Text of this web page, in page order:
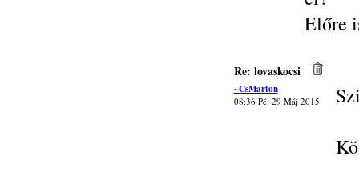
Előre
Re: lovaskocsi
~CsMarton
08:36 Pé, 29 Máj 2015